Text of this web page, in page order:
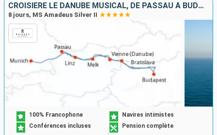
CROISIÈRE LE DANUBE MUSICAL, DE PASSAU À BUDAPEST
8 jours, MS Amadeus Silver II
100% Francophone
Navires intimistes
Conférences incluses
Pension complète